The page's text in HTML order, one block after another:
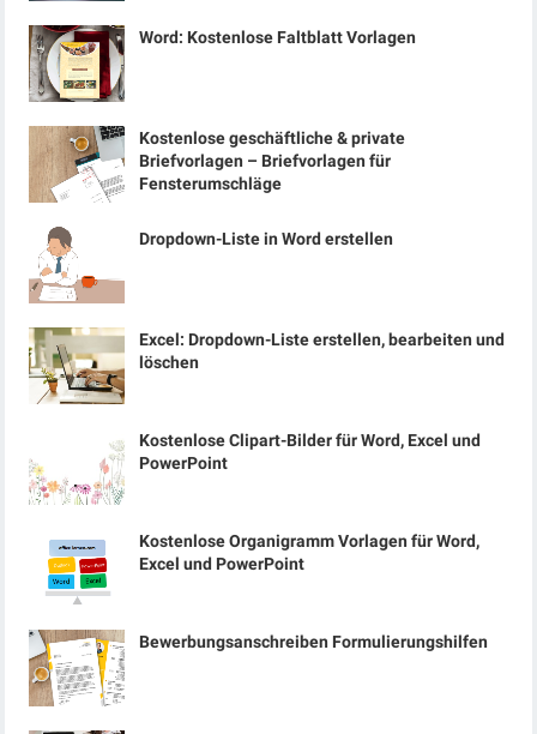
Word: Kostenlose Faltblatt Vorlagen
Kostenlose geschäftliche & private
Briefvorlagen – Briefvorlagen für
Fensterumschläge
Dropdown-Liste in Word erstellen
Excel: Dropdown-Liste erstellen, bearbeiten und
löschen
Kostenlose Clipart-Bilder für Word, Excel und
PowerPoint
Kostenlose Organigramm Vorlagen für Word,
Excel und PowerPoint
Bewerbungsanschreiben Formulierungshilfen